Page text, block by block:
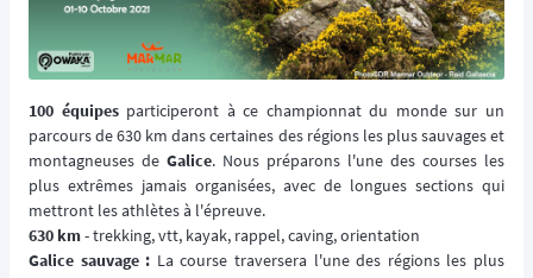
100 équipes participeront à ce championnat du monde sur un
parcours de 630 km dans certaines des régions les plus sauvages et
montagneuses de Galice. Nous préparons l'une des courses les
plus extrêmes jamais organisées, avec de longues sections qui
mettront les athlètes à l'épreuve.
630 km- trekking, vtt, kayak, rappel, caving, orientation
Galice sauvage : La course traversera l'une des régions les plus